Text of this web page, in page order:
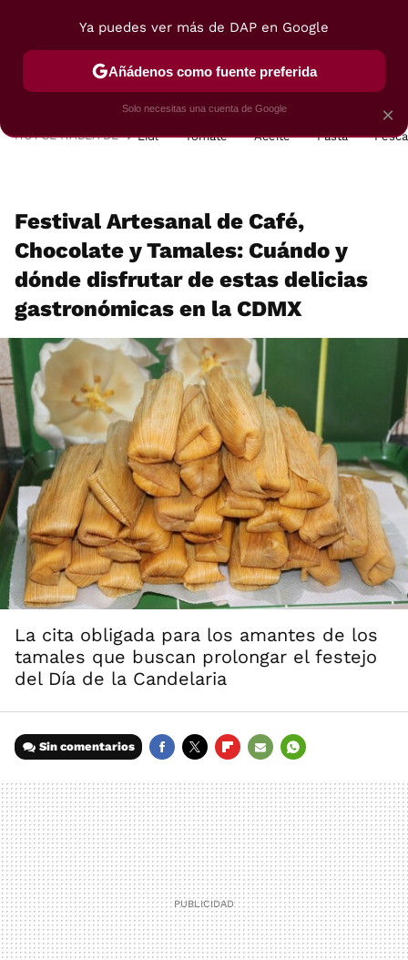
POSTRES VIAJES SELECCIÓN VEGUI
HOY SE HABLA DE Lidl Tomate Aceite Pasta
Festival Artesanal de Café,
Chocolate y Tamales: Cuándo y
dónde disfrutar de estas delicias
gastronómicas en la CDMX
La cita obligada para los amantes de los
tamales que buscan prolongar el festejo
del Día de la Candelaria
Sin comentarios
MAIL
×
Ya puedes ver más de DAP en Google
Añádenos como fuente preferida
Solo necesitas una cuenta de Google